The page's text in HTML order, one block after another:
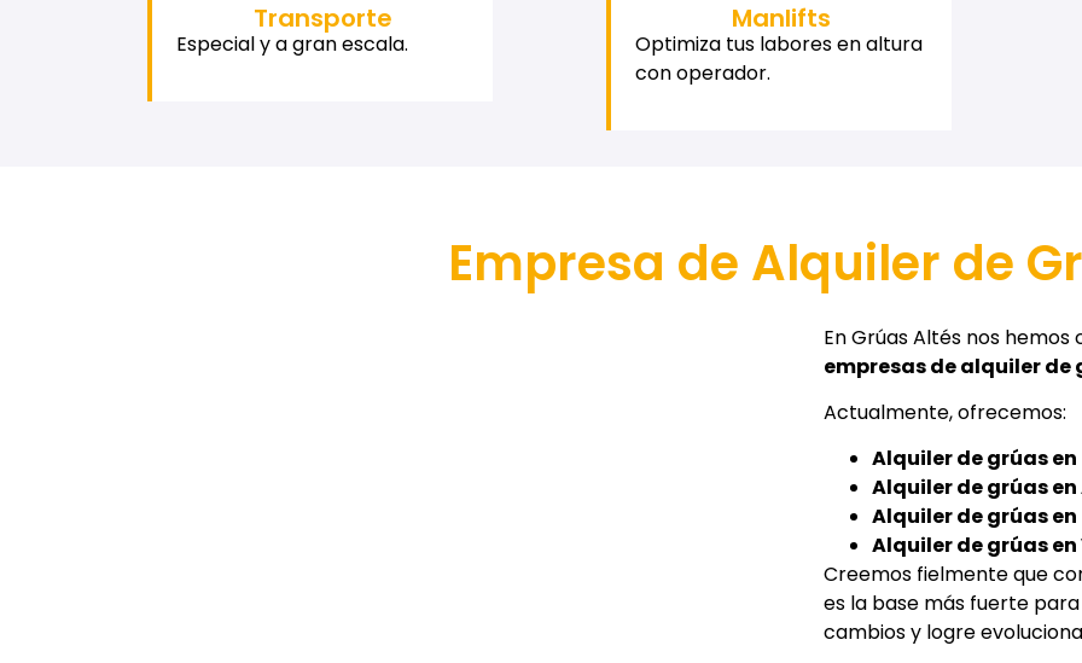
Transporte
Especial y a gran escala.
Manlifts
Optimiza tus labores en altura
con operador.
Empresa de Alquiler de
En Grúas Altés nos
empresas de alquiler de
Actualmente, ofrecemos:
Alquiler de grúas en
Alquiler de grúas
Alquiler de grúas en
Alquiler de grúas
Creemos fielmente que
es la base más fuerte
cambios y logre